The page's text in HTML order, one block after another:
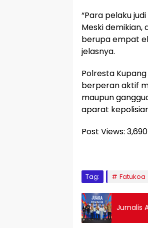
“Para pelaku
Meski
berupa empat
jelasnya.
Polresta
berperan aktif
maupun
aparat
Post Views: 3,690
Tag: Fatukoa
Jurnalis